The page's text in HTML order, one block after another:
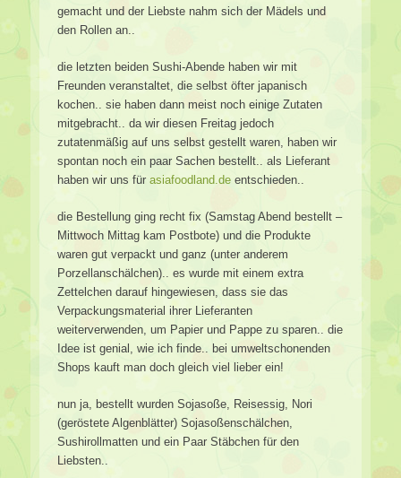
gemacht und der Liebste nahm sich der Mädels und
den Rollen an..
die letzten beiden Sushi-Abende haben wir mit
Freunden veranstaltet, die selbst öfter japanisch
kochen.. sie haben dann meist noch einige Zutaten
mitgebracht.. da wir diesen Freitag jedoch
zutatenmäßig auf uns selbst gestellt waren, haben wir
spontan noch ein paar Sachen bestellt.. als Lieferant
haben wir uns für asiafoodland.de entschieden..
die Bestellung ging recht fix (Samstag Abend bestellt –
Mittwoch Mittag kam Postbote) und die Produkte
waren gut verpackt und ganz (unter anderem
Porzellanschälchen).. es wurde mit einem extra
Zettelchen darauf hingewiesen, dass sie das
Verpackungsmaterial ihrer Lieferanten
weiterverwenden, um Papier und Pappe zu sparen.. die
Idee ist genial, wie ich finde.. bei umweltschonenden
Shops kauft man doch gleich viel lieber ein!
nun ja, bestellt wurden Sojasoße, Reisessig, Nori
(geröstete Algenblätter) Sojasoßenschälchen,
Sushirollmatten und ein Paar Stäbchen für den
Liebsten..